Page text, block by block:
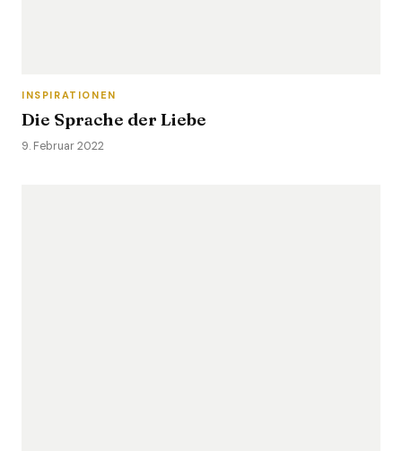
INSPIRATIONEN
Die Sprache der Liebe
9. Februar 2022